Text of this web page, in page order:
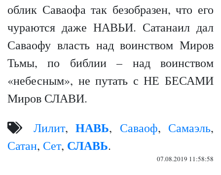
облик Саваофа так безобразен, что его
чураются даже НАВЬИ. Сатанаил дал
Саваофу власть над воинством Миров
Тьмы, по библии – над воинством
«небесным», не путать с НЕ БЕСАМИ
Миров СЛАВИ.
Лилит,НАВЬ, Саваоф, Самаэль,
Сатан, Сет, СЛАВЬ.
07.08.2019 11:58:58